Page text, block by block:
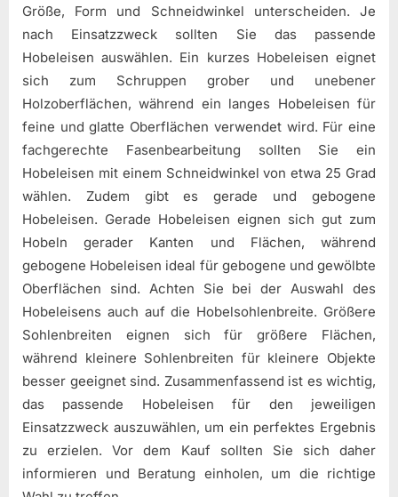
Größe, Form und Schneidwinkel unterscheiden. Je
nach Einsatzzweck sollten Sie das passende
Hobeleisen auswählen. Ein kurzes Hobeleisen eignet
sich zum Schruppen grober und unebener
Holzoberflächen, während ein langes Hobeleisen für
feine und glatte Oberflächen verwendet wird. Für eine
fachgerechte Fasenbearbeitung sollten Sie ein
Hobeleisen mit einem Schneidwinkel von etwa 25 Grad
wählen. Zudem gibt es gerade und gebogene
Hobeleisen. Gerade Hobeleisen eignen sich gut zum
Hobeln gerader Kanten und Flächen, während
gebogene Hobeleisen ideal für gebogene und gewölbte
Oberflächen sind. Achten Sie bei der Auswahl des
Hobeleisens auch auf die Hobelsohlenbreite. Größere
Sohlenbreiten eignen sich für größere Flächen,
während kleinere Sohlenbreiten für kleinere Objekte
besser geeignet sind. Zusammenfassend ist es wichtig,
das passende Hobeleisen für den jeweiligen
Einsatzzweck auszuwählen, um ein perfektes Ergebnis
zu erzielen. Vor dem Kauf sollten Sie sich daher
informieren und Beratung einholen, um die richtige